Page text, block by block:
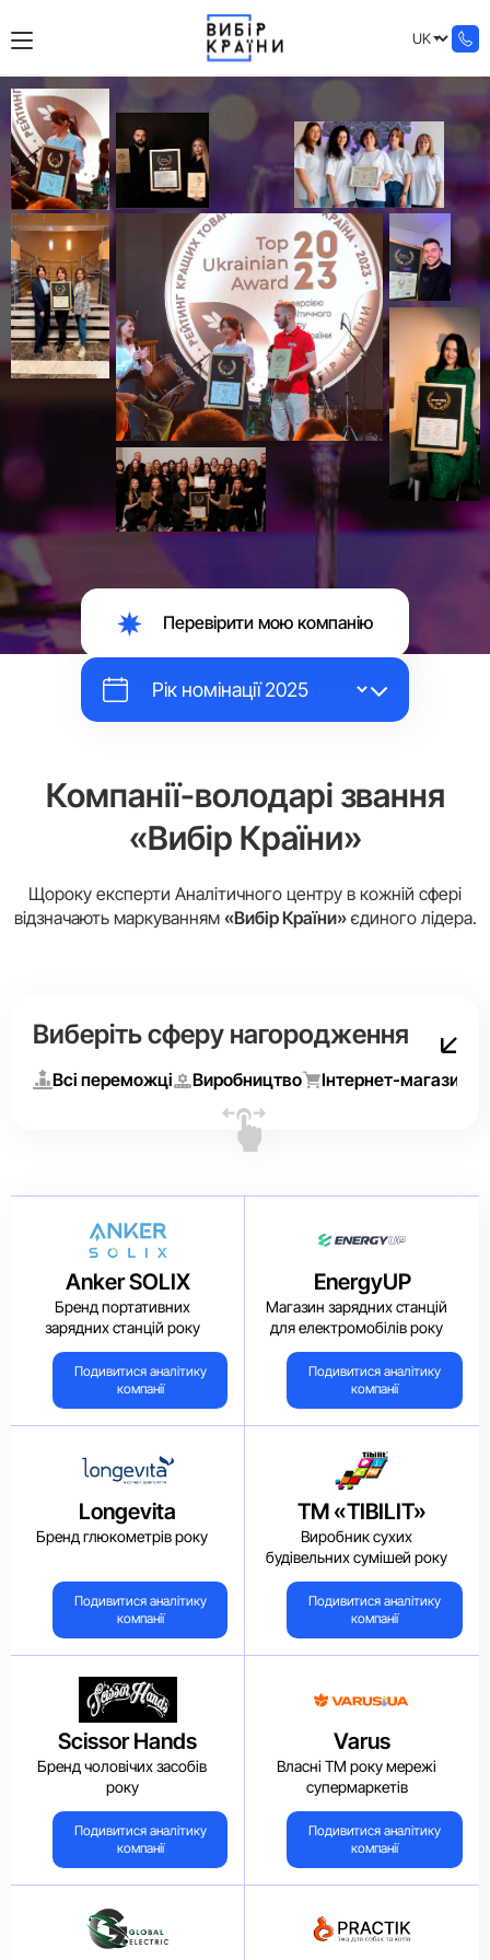
Перевірити мою компанію
Компанії-володарі звання
«Вибір Країни»
Щороку експерти Аналітичного центру в кожній сфері
відзначають маркуванням «Вибір Країни»єдиного лідера.
Виберіть сферу нагородження
Всі переможці Виробництво Інтернет-магазини
Anker SOLIX
Бренд портативних
зарядних станцій року
Подивитися аналітику
компанії
EnergyUP
Магазин зарядних станцій
для електромобілів року
Подивитися аналітику
компанії
Longevita
Бренд глюкометрів року
Подивитися аналітику
компанії
ТМ «TIBILIT»
Виробник сухих
будівельних сумішей року
Подивитися аналітику
компанії
Scissor Hands
Бренд чоловічих засобів
року
Подивитися аналітику
компанії
Varus
Власні ТМ року мережі
супермаркетів
Подивитися аналітику
компанії